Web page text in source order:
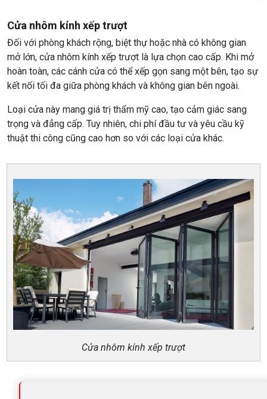
Cửa nhôm kính xếp trượt
Đối với phòng khách rộng, biệt thự hoặc nhà có không gian
mở lớn, cửa nhôm kính xếp trượt là lựa chọn cao cấp. Khi mở
hoàn toàn, các cánh cửa có thể xếp gọn sang một bên, tạo sự
kết nối tối đa giữa phòng khách và không gian bên ngoài.
Loại cửa này mang giá trị thẩm mỹ cao, tạo cảm giác sang
trọng và đẳng cấp. Tuy nhiên, chi phí đầu tư và yêu cầu kỹ
thuật thi công cũng cao hơn so với các loại cửa khác.
Cửa nhôm kính xếp trượt